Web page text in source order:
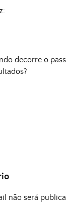
decorre o
não será